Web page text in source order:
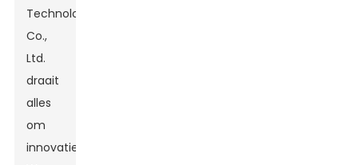
Technology
Co.,
Ltd.
draait
alles
om
innovatie!